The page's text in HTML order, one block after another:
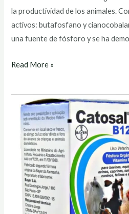
la productividad de los animales.
activos: butafosfano y
una fuente de fósforo y se ha
catosal
Read More »